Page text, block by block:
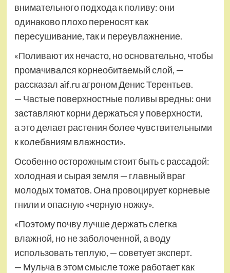
внимательного подхода к поливу: они
одинаково плохо переносят как
пересушивание, так и переувлажнение.
«Поливают их нечасто, но основательно, чтобы
промачивался корнеобитаемый слой, —
рассказал aif.ru агроном Денис Терентьев.
— Частые поверхностные поливы вредны: они
заставляют корни держаться у поверхности,
а это делает растения более чувствительными
к колебаниям влажности».
Особенно осторожным стоит быть с рассадой:
холодная и сырая земля — главный враг
молодых томатов. Она провоцирует корневые
гнили и опасную «черную ножку».
«Поэтому почву лучше держать слегка
влажной, но не заболоченной, а воду
использовать теплую, — советует эксперт.
— Мульча в этом смысле тоже работает как